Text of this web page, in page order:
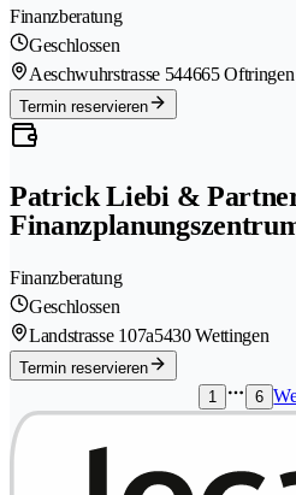
Finanzberatung
Geschlossen
Aeschwuhrstrasse 544665 Oftringen
Termin reservieren
Patrick Liebi &
Finanzberatung
Geschlossen
Landstrasse 107a5430 Wettingen
Termin reservieren
1
6